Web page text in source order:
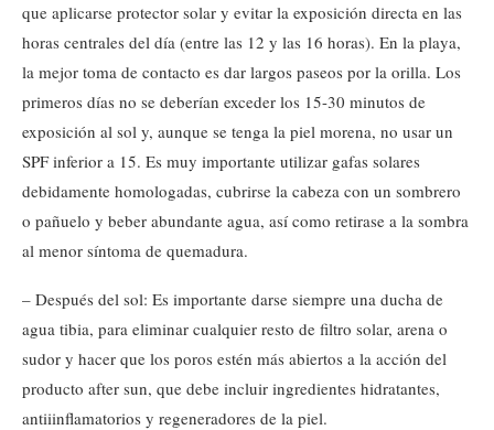
que aplicarse protector solar y evitar la exposición directa en las
horas centrales del día (entre las 12 y las 16 horas). En la playa,
la mejor toma de contacto es dar largos paseos por la orilla. Los
primeros días no se deberían exceder los 15-30 minutos de
exposición al sol y, aunque se tenga la piel morena, no usar un
SPF inferior a 15. Es muy importante utilizar gafas solares
debidamente homologadas, cubrirse la cabeza con un sombrero
o pañuelo y beber abundante agua, así como retirase a la sombra
al menor síntoma de quemadura.
– Después del sol: Es importante darse siempre una ducha de
agua tibia, para eliminar cualquier resto de filtro solar, arena o
sudor y hacer que los poros estén más abiertos a la acción del
producto after sun, que debe incluir ingredientes hidratantes,
antiiinflamatorios y regeneradores de la piel.